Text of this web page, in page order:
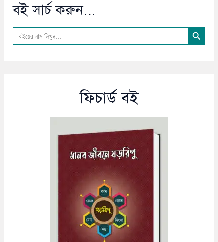
বই সার্চ করুন…
Search
for:
Search Button
ফিচার্ড বই